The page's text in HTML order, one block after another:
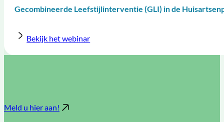
Gecombineerde Leefstijlinterventie (GLI) in de
Bekijk het webinar
Meld u hier aan!